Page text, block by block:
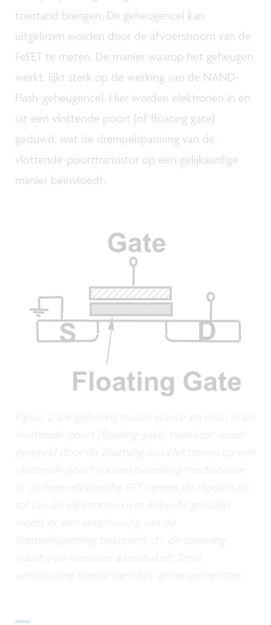
toestand brengen. De geheugencel kan
uitgelezen worden door de afvoerstroom van de
FeFET te meten. De manier waarop het geheugen
werkt, lijkt sterk op de werking van de NAND-
Flash-geheugencel. Hier worden elektronen in en
uit een vlottende poort (of floating gate)
geduwd, wat de drempelspanning van de
vlottende-poorttransistor op een gelijkaardige
manier beïnvloedt.